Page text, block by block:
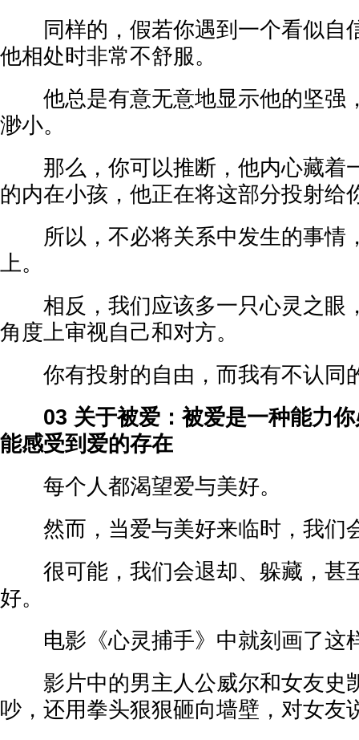
同样的，假若你遇到一个看似自
他相处时非常不舒服。
他总是有意无意地显示他的坚强
渺小。
那么，你可以推断，他内心藏着
的内在小孩，他正在将这部分投射给
所以，不必将关系中发生的事情
上。
相反，我们应该多一只心灵之眼
角度上审视自己和对方。
你有投射的自由，而我有不认同
03 关于被爱：被爱是一种能力
能感受到爱的存在
每个人都渴望爱与美好。
然而，当爱与美好来临时，我们
很可能，我们会退却、躲藏，甚
好。
电影《心灵捕手》中就刻画了这
影片中的男主人公威尔和女友史
吵，还用拳头狠狠砸向墙壁，对女友